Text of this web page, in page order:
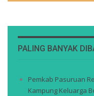
PALING BANYAK
Pemkab Pasuruan
Kampung Keluarga